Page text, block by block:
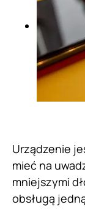
Urządzenie
mieć na
mniejszymi
obsługą